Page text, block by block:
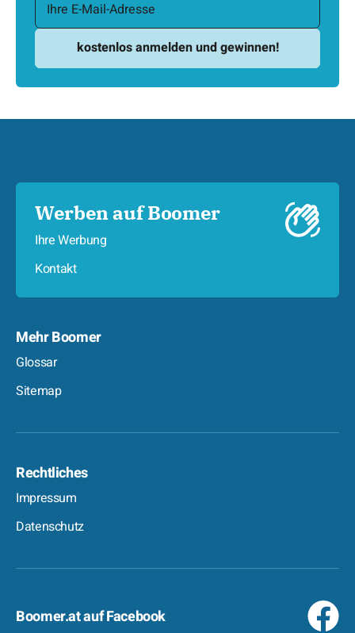
Werben auf Boomer
Ihre Werbung
Kontakt
Mehr Boomer
Glossar
Sitemap
Rechtliches
Impressum
Datenschutz
Boomer.at auf Facebook